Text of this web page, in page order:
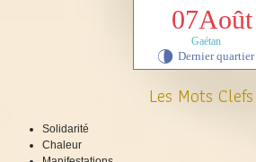
07Août
Gaétan
U Dernier quartier
Les Mots Clefs
Solidarité
Chaleur